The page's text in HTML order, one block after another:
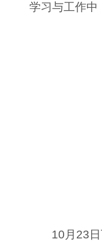
学习与工作中
10月23